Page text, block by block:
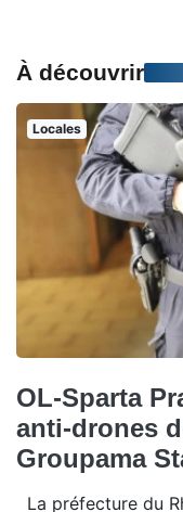
À découvrir
Locales
OL-Sparta
anti-drones
Groupama
La préfecture du